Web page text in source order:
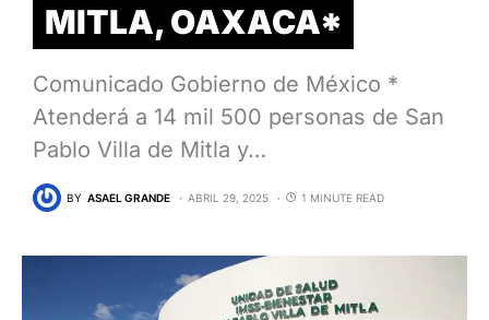
MITLA, OAXACA*
Comunicado Gobierno de México *
Atenderá a 14 mil 500 personas de San
Pablo Villa de Mitla y…
BY ASAEL GRANDE ABRIL 29, 2025 1 MINUTE READ